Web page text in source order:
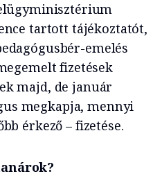
tartott tájékoztatót,
emelés
fizetések
majd, de január
megkapja, mennyi
érkező – fizetése.